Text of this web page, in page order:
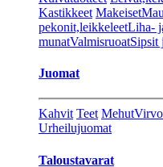
Kastikkeet Makeiset
pekonit,leikkeleetLiha-
munatValmisruoatSipsit
Juomat
Kahvit Teet Mehut
Urheilujuomat
Taloustavarat